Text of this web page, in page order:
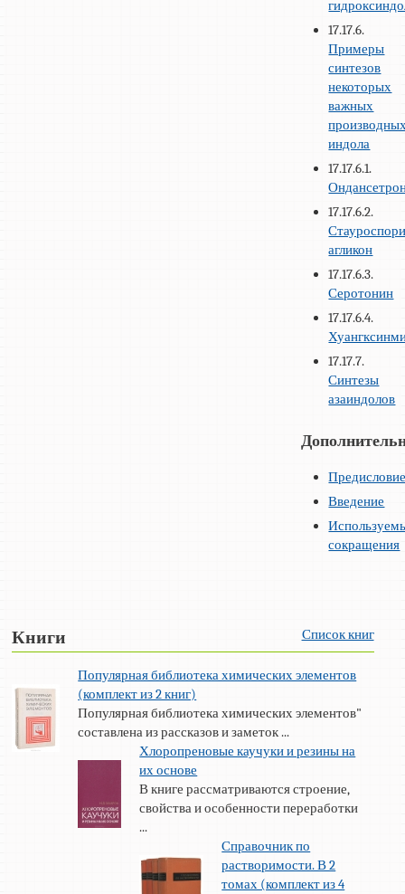
17.17.6.
Примеры
синтезов
некоторых
важных
индола
17.17.6.1.
17.17.6.2.
агликон
17.17.6.3.
Серотонин
17.17.6.4.
17.17.7.
Синтезы
азаиндолов
Введение
сокращения
Книги Список книг
Популярная библиотека химических элементов
(комплект из 2 книг)
Популярная библиотека химических элементов"
составлена из рассказов и заметок ...
Хлоропреновые каучуки и резины на
их основе
В книге рассматриваются строение,
свойства и особенности переработки
...
Справочник по
растворимости. В 2
томах (комплект из 4